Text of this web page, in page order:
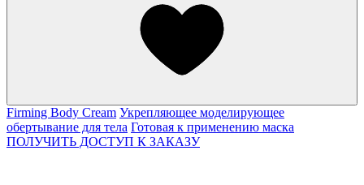
Firming Body Cream Укрепляющее моделирующее
обертывание для тела Готовая к применению маска
ПОЛУЧИТЬ ДОСТУП К ЗАКАЗУ